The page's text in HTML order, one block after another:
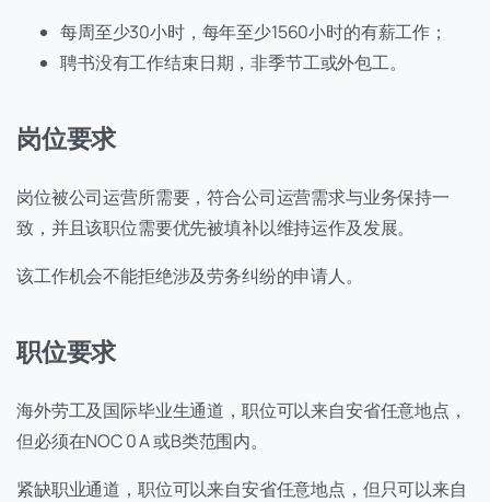
每周至少30小时，每年至少1560小时的有薪工作；
聘书没有工作结束日期，非季节工或外包工。
岗位要求
岗位被公司运营所需要，符合公司运营需求与业务保持一
致，并且该职位需要优先被填补以维持运作及发展。
该工作机会不能拒绝涉及劳务纠纷的申请人。
职位要求
海外劳工及国际毕业生通道，职位可以来自安省任意地点，
但必须在NOC 0 A 或B类范围内。
紧缺职业通道，职位可以来自安省任意地点，但只可以来自